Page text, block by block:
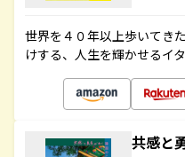
世界を４０年以上歩いてき
けする、人生を輝かせるイ
共感と